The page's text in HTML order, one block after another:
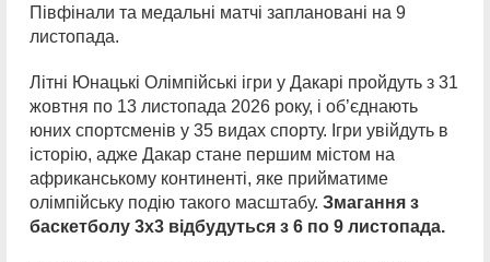
Півфінали та медальні матчі заплановані на 9
листопада.
Літні Юнацькі Олімпійські ігри у Дакарі пройдуть з 31
жовтня по 13 листопада 2026 року, і об’єднають
юних спортсменів у 35 видах спорту. Ігри увійдуть в
історію, адже Дакар стане першим містом на
африканському континенті, яке прийматиме
олімпійську подію такого масштабу. Змагання з
баскетболу 3х3 відбудуться з 6 по 9 листопада.